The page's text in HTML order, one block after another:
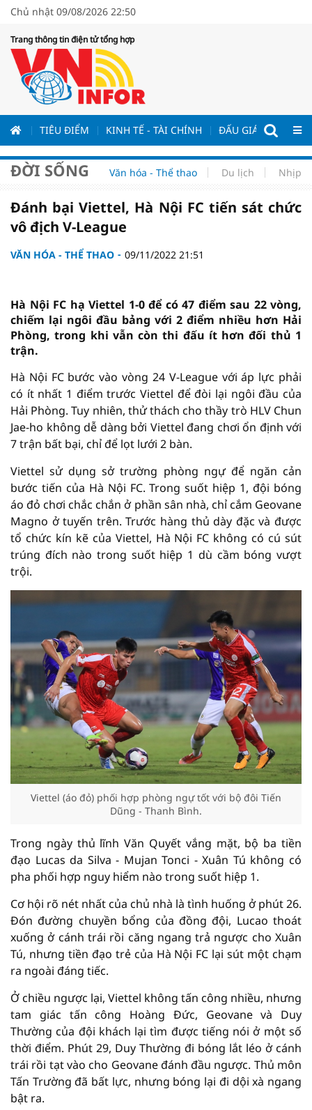
Chủ nhật 09/08/2026 22:50
Trang thông tin điện tử tổng hợp
TIÊU ĐIỂM KINH TẾ - TÀI CHÍNH ĐẤU GIÁ - ĐẤU
ĐỜI SỐNG Văn hóa - Thể thao Du lịch Nhịp
Đánh bại Viettel, Hà Nội FC tiến sát chức
vô địch V-League
VĂN HÓA - THỂ THAO 09/11/2022 21:51
Hà Nội FC hạ Viettel 1-0 để có 47 điểm sau 22 vòng,
chiếm lại ngôi đầu bảng với 2 điểm nhiều hơn Hải
Phòng, trong khi vẫn còn thi đấu ít hơn đối thủ 1
trận.
Hà Nội FC bước vào vòng 24 V-League với áp lực phải
có ít nhất 1 điểm trước Viettel để đòi lại ngôi đầu của
Hải Phòng. Tuy nhiên, thử thách cho thầy trò HLV Chun
Jae-ho không dễ dàng bởi Viettel đang chơi ổn định với
7 trận bất bại, chỉ để lọt lưới 2 bàn.
Viettel sử dụng sở trường phòng ngự để ngăn cản
bước tiến của Hà Nội FC. Trong suốt hiệp 1, đội bóng
áo đỏ chơi chắc chắn ở phần sân nhà, chỉ cắm Geovane
Magno ở tuyến trên. Trước hàng thủ dày đặc và được
tổ chức kín kẽ của Viettel, Hà Nội FC không có cú sút
trúng đích nào trong suốt hiệp 1 dù cầm bóng vượt
trội.
Viettel (áo đỏ) phối hợp phòng ngự tốt với bộ đôi Tiến
Dũng - Thanh Bình.
Trong ngày thủ lĩnh Văn Quyết vắng mặt, bộ ba tiền
đạo Lucas da Silva - Mujan Tonci - Xuân Tú không có
pha phối hợp nguy hiểm nào trong suốt hiệp 1.
Cơ hội rõ nét nhất của chủ nhà là tình huống ở phút 26.
Đón đường chuyền bổng của đồng đội, Lucao thoát
xuống ở cánh trái rồi căng ngang trả ngược cho Xuân
Tú, nhưng tiền đạo trẻ của Hà Nội FC lại sút một chạm
ra ngoài đáng tiếc.
Ở chiều ngược lại, Viettel không tấn công nhiều, nhưng
tam giác tấn công Hoàng Đức, Geovane và Duy
Thường của đội khách lại tìm được tiếng nói ở một số
thời điểm. Phút 29, Duy Thường đi bóng lắt léo ở cánh
trái rồi tạt vào cho Geovane đánh đầu ngược. Thủ môn
Tấn Trường đã bất lực, nhưng bóng lại đi dội xà ngang
bật ra.